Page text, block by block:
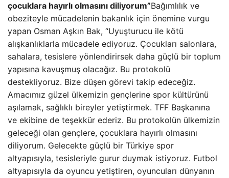
çocuklara hayırlı olmasını diliyorum”Bağımlılık ve
obeziteyle mücadelenin bakanlık için önemine vurgu
yapan Osman Aşkın Bak, “Uyuşturucu ile kötü
alışkanlıklarla mücadele ediyoruz. Çocukları salonlara,
sahalara, tesislere yönlendirirsek daha güçlü bir toplum
yapısına kavuşmuş olacağız. Bu protokolü
destekliyoruz. Bize düşen görevi takip edeceğiz.
Amacımız güzel ülkemizin gençlerine spor kültürünü
aşılamak, sağlıklı bireyler yetiştirmek. TFF Başkanına
ve ekibine de teşekkür ederiz. Bu protokolün ülkemizin
geleceği olan gençlere, çocuklara hayırlı olmasını
diliyorum. Gelecekte güçlü bir Türkiye spor
altyapısıyla, tesisleriyle gurur duymak istiyoruz. Futbol
altyapısıyla da oyuncu yetiştiren, oyuncuları dünyanın